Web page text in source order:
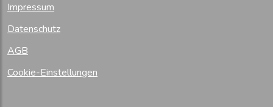
Impressum
Datenschutz
AGB
Cookie-Einstellungen